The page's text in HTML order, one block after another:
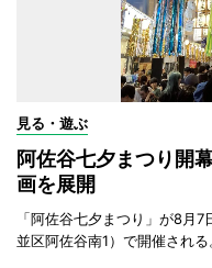
見る・遊ぶ
阿佐谷七夕まつり開
画を展開
「阿佐谷七夕まつり」が8月
並区阿佐谷南1）で開催される